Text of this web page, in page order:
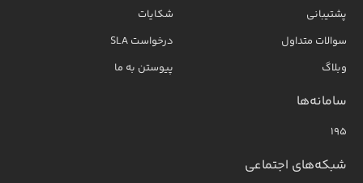
پشتیبانی
سوالات متداول
وبلاگ
شکایات
درخواست SLA
پیوستن به ما
سامانه‌ها
۱۹۵
شبکه‌های اجتماعی